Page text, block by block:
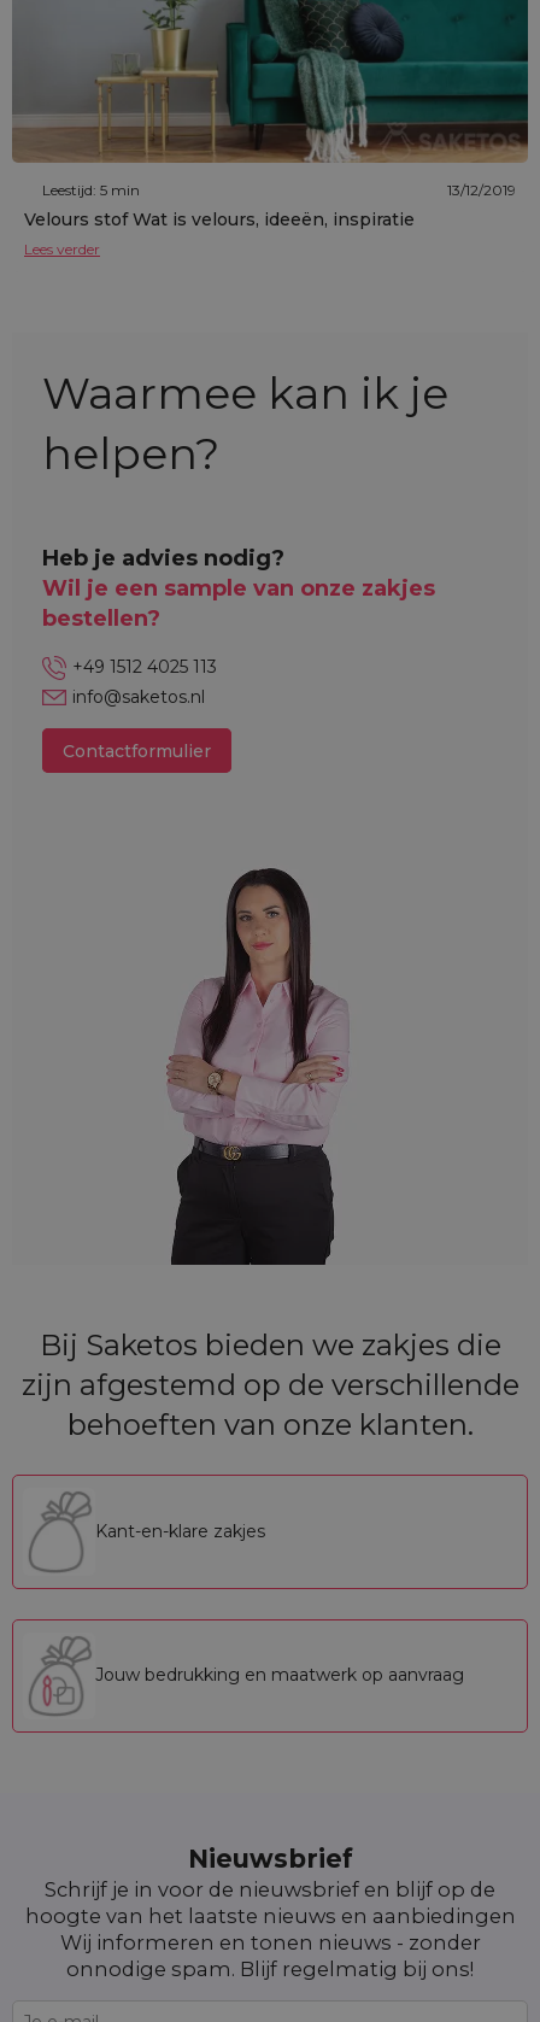
Leestijd: 5 min 13/12/2019
Velours stof Wat is velours, ideeën, inspiratie
Lees verder
Waarmee kan ik je
helpen?
Heb je advies nodig?
Wil je een sample van onze zakjes
bestellen?
+49 1512 4025 113
info@saketos.nl
Contactformulier
Bij Saketos bieden we zakjes die
zijn afgestemd op de verschillende
behoeften van onze klanten.
Kant-en-klare zakjes
Jouw bedrukking en maatwerk op aanvraag
Nieuwsbrief
Schrijf je in voor de nieuwsbrief en blijf op de
hoogte van het laatste nieuws en aanbiedingen
Wij informeren en tonen nieuws - zonder
onnodige spam. Blijf regelmatig bij ons!